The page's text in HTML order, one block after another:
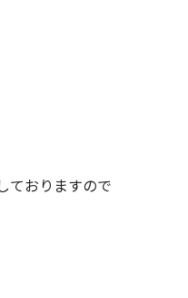
ておりますので